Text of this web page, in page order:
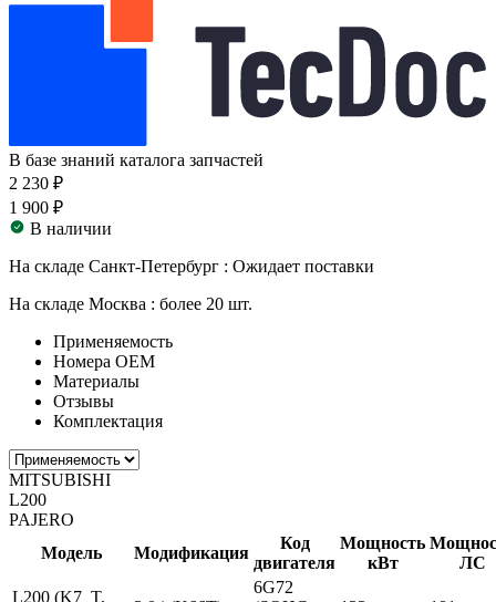
В базе знаний каталога запчастей
2 230 ₽
1 900 ₽
В наличии
На складе Санкт-Петербург : Ожидает поставки
На складе Москва : более 20 шт.
Применяемость
Номера ОЕМ
Материалы
Отзывы
Комплектация
MITSUBISHI
L200
PAJERO
Модель
Модификация
Код
двигателя
Мощность
кВт
ЛС
L200 (K7_T,
6G72